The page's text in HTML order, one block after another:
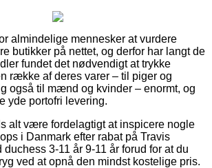
almindelige mennesker at vurdere
butikker på nettet, og derfor har langt de
fundet det nødvendigt at trykke
række af deres varer – til piger og
også til mænd og kvinder – enormt, og
yde portofri levering.
alt være fordelagtigt at inspicere nogle
i Danmark efter rabat på Travis
3-11 år 9-11 år forud for at du
ved at opnå den mindst kostelige pris.